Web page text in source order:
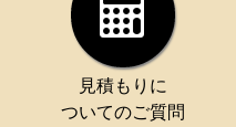
見積もりに
ついてのご質問